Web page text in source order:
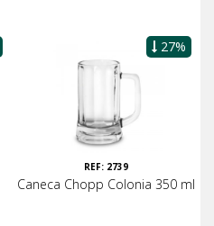
27%
REF: 2739
Caneca Chopp Colonia 350 ml